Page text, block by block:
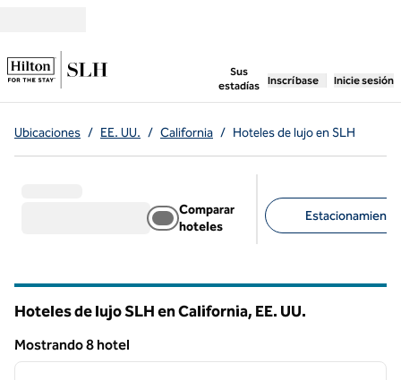
Sus
estadías
, abre una pestaña
Inscríbase Inicie sesión
Ubicaciones / EE. UU. / California / Hoteles de lujo en SLH
Comparar
hoteles
Estacionamiento
Hoteles de lujo SLH en California, EE. UU.
Mostrando 8 hotel
Mostrando 8 hotel
1 de 10